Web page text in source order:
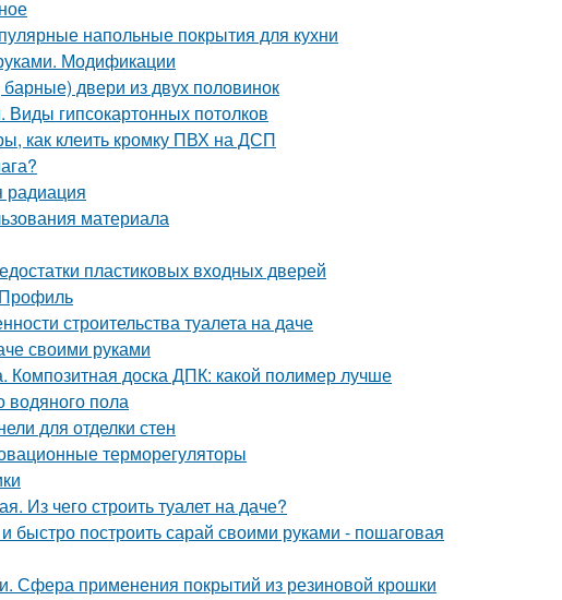
напольные покрытия для кухни
Модификации
двери из двух половинок
Виды гипсокартонных потолков
как клеить кромку ПВХ на ДСП
радиация
материала
пластиковых входных дверей
строительства туалета на даче
своими руками
Композитная доска ДПК: какой полимер лучше
водяного пола
для отделки стен
терморегуляторы
Из чего строить туалет на даче?
построить сарай своими руками - пошаговая
Сфера применения покрытий из резиновой крошки